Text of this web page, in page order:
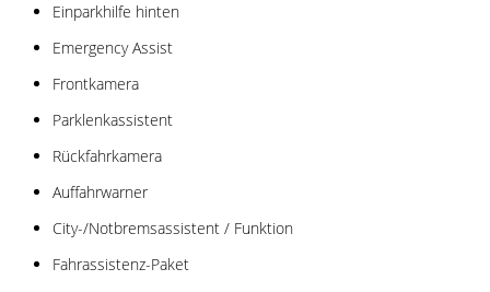
Einparkhilfe hinten
Emergency Assist
Frontkamera
Parklenkassistent
Rückfahrkamera
Auffahrwarner
City-/Notbremsassistent / Funktion
Fahrassistenz-Paket